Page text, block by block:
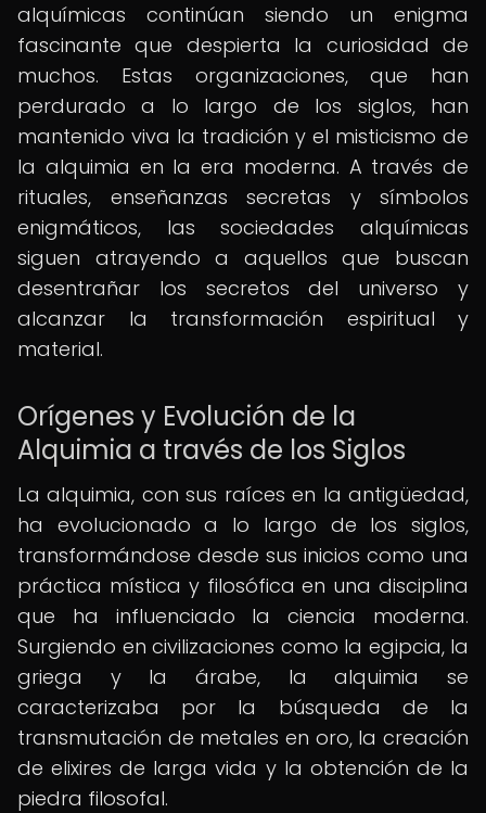
alquímicas continúan siendo un enigma
fascinante que despierta la curiosidad de
muchos. Estas organizaciones, que han
perdurado a lo largo de los siglos, han
mantenido viva la tradición y el misticismo de
la alquimia en la era moderna. A través de
rituales, enseñanzas secretas y símbolos
enigmáticos, las sociedades alquímicas
siguen atrayendo a aquellos que buscan
desentrañar los secretos del universo y
alcanzar la transformación espiritual y
material.
Orígenes y Evolución de la
Alquimia a través de los Siglos
La alquimia, con sus raíces en la antigüedad,
ha evolucionado a lo largo de los siglos,
transformándose desde sus inicios como una
práctica mística y filosófica en una disciplina
que ha influenciado la ciencia moderna.
Surgiendo en civilizaciones como la egipcia, la
griega y la árabe, la alquimia se
caracterizaba por la búsqueda de la
transmutación de metales en oro, la creación
de elixires de larga vida y la obtención de la
piedra filosofal.